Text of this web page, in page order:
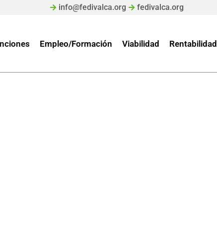
info@fedivalca.org fedivalca.org
Empleo/Formación Viabilidad Rentabilidad